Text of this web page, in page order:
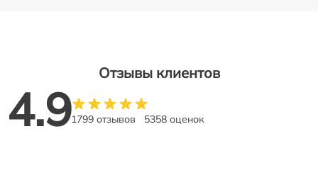
Отзывы клиентов
4.91799 отзывов 5358 оценок